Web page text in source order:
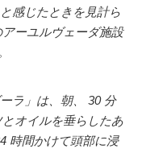
感じたときを見計ら
ーユルヴェーダ施設
ラ」は、朝、 30 分
オイルを垂らしたあ
時間かけて頭部に浸